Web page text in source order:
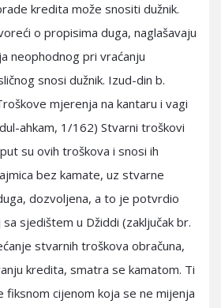
kredita može snositi dužnik.
o propisima duga, naglašavaju
neophodnog pri vraćanju
snosi dužnik. Izud-din b.
mjerenja na kantaru i vagi
ahkam, 1/162) Stvarni troškovi
su ovih troškova i snosi ih
bez kamate, uz stvarne
dozvoljena, a to je potvrdio
sa sjedištem u Džiddi (zaključak br.
stvarnih troškova obračuna,
kredita, smatra se kamatom. Ti
cijenom koja se ne mijenja